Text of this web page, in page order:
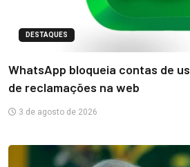
DESTAQUES
WhatsApp bloqueia contas de
de reclamações na web
3 de agosto de 2026